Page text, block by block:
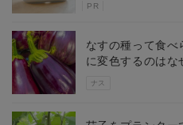
PR
ナス
なすの種って食
に変色するのはな